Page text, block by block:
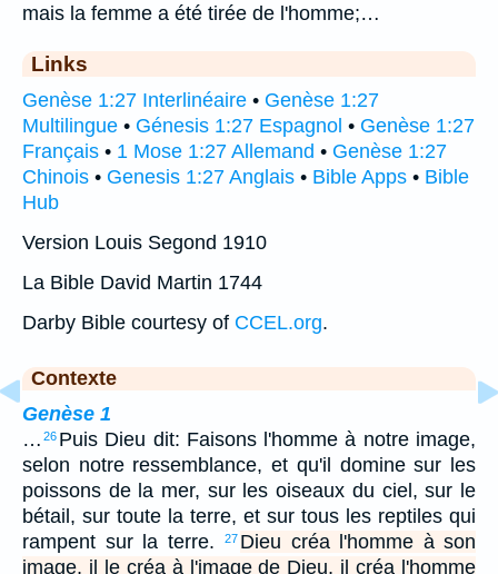
mais la femme a été tirée de l'homme;…
Links
Genèse 1:27 Interlinéaire • Genèse 1:27
Multilingue • Génesis 1:27 Espagnol • Genèse 1:27
Français • 1 Mose 1:27 Allemand • Genèse 1:27
Chinois • Genesis 1:27 Anglais • Bible Apps • Bible
Hub
Version Louis Segond 1910
La Bible David Martin 1744
Darby Bible courtesy of CCEL.org.
Contexte
Genèse 1
… 26 Puis Dieu dit: Faisons l'homme à notre image,
selon notre ressemblance, et qu'il domine sur les
poissons de la mer, sur les oiseaux du ciel, sur le
bétail, sur toute la terre, et sur tous les reptiles qui
rampent sur la terre.
27 Dieu créa l'homme à son
image, il le créa à l'image de Dieu, il créa l'homme